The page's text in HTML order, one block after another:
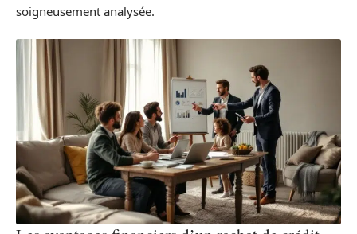
soigneusement analysée.